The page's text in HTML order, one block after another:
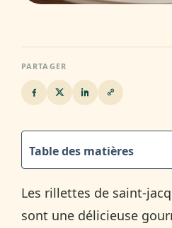
PARTAGER
Table des matières
Les rillettes de saint-
sont une délicieuse